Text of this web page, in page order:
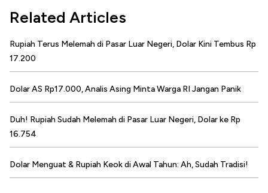
Related Articles
Rupiah Terus Melemah di Pasar Luar Negeri, Dolar Kini Tembus Rp
17.200
Dolar AS Rp17.000, Analis Asing Minta Warga RI Jangan Panik
Duh! Rupiah Sudah Melemah di Pasar Luar Negeri, Dolar ke Rp
16.754
Dolar Menguat & Rupiah Keok di Awal Tahun: Ah, Sudah Tradisi!